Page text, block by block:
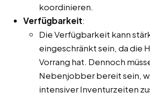
koordinieren.
Verfügbarkeit:
Die Verfügbarkeit kann
eingeschränkt sein, da die
Vorrang hat. Dennoch
Nebenjobber bereit sein,
intensiver Inventurzeiten